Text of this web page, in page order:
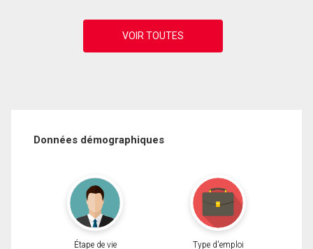
Données démographiques
Étape de vie Type d'emploi